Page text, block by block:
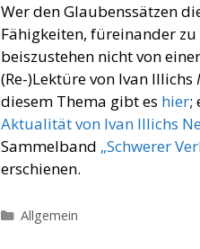
Wer den Glaubenssätzen
Fähigkeiten, füreinander
beiszustehen nicht von
(Re-)Lektüre von Ivan Illichs
diesem Thema gibt es hier;
Aktualität von Ivan Illichs
Sammelband „Schwerer
erschienen.
Kategorien
Allgemein